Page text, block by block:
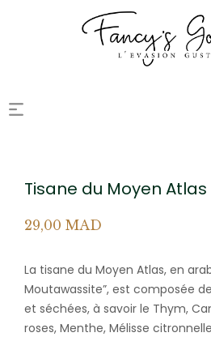
Tisane du Moyen Atlas
29,00 MAD
La tisane du Moyen Atlas, en
Moutawassite”, est composée
et séchées, à savoir le Thym,
roses, Menthe, Mélisse